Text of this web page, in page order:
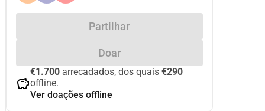
Partilhar
Doar
savings
€1.700arrecadados, dos quais €290
offline.
Ver doações offline